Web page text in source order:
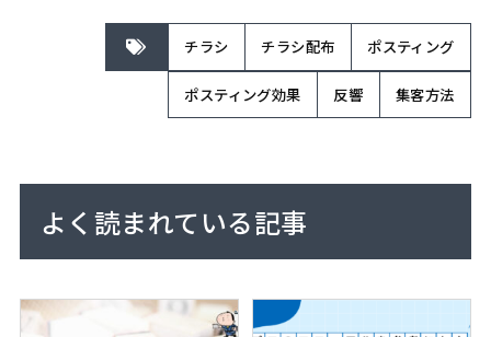
チラシ チラシ配布 ポスティング
ポスティング効果 反響 集客方法
よく読まれている記事